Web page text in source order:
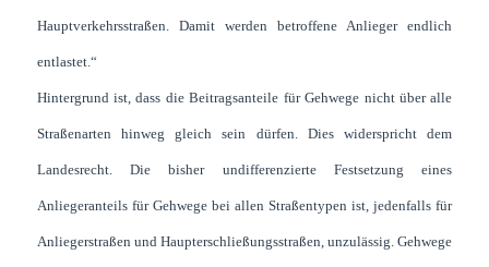
Hauptverkehrsstraßen. Damit werden betroffene Anlieger endlich
entlastet.“
Hintergrund ist, dass die Beitragsanteile für Gehwege nicht über alle
Straßenarten hinweg gleich sein dürfen. Dies widerspricht dem
Landesrecht. Die bisher undifferenzierte Festsetzung eines
Anliegeranteils für Gehwege bei allen Straßentypen ist, jedenfalls für
Anliegerstraßen und Haupterschließungsstraßen, unzulässig. Gehwege